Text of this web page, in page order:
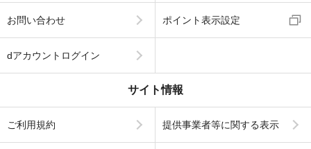
お問い合わせ ポイント表示設定
dアカウントログイン
サイト情報
ご利用規約 提供事業者等に関する表示